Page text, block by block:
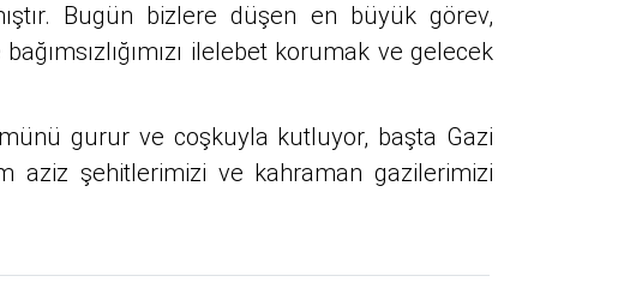
Bugün bizlere düşen en büyük görev,
ilelebet korumak ve gelecek
gurur ve coşkuyla kutluyor, başta Gazi
aziz şehitlerimizi ve kahraman gazilerimizi